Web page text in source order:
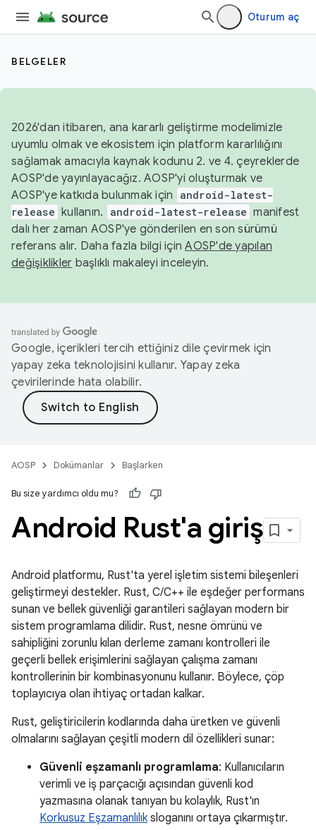
Oturum aç
BELGELER
2026'dan itibaren, ana kararlı geliştirme modelimizle
uyumlu olmak ve ekosistem için platform kararlılığını
sağlamak amacıyla kaynak kodunu 2. ve 4. çeyreklerde
AOSP'de yayınlayacağız. AOSP'yi oluşturmak ve
AOSP'ye katkıda bulunmak için
android-latest-
release kullanın. android-latest-release manifest
dalı her zaman AOSP'ye gönderilen en son sürümü
referans alır. Daha fazla bilgi içinAOSP'de yapılan
değişiklikler başlıklı makaleyi inceleyin.
Google, içerikleri tercih ettiğiniz dile çevirmek için
yapay zeka teknolojisini kullanır. Yapay zeka
çevirilerinde hata olabilir.
AOSP Dokümanlar Başlarken
Bu size yardımcı oldu mu?
Android Rust'a giriş
Android platformu, Rust'ta yerel işletim sistemi bileşenleri
geliştirmeyi destekler. Rust, C/C++ ile eşdeğer performans
sunan ve bellek güvenliği garantileri sağlayan modern bir
sistem programlama dilidir. Rust, nesne ömrünü ve
sahipliğini zorunlu kılan derleme zamanı kontrolleri ile
geçerli bellek erişimlerini sağlayan çalışma zamanı
kontrollerinin bir kombinasyonunu kullanır. Böylece, çöp
toplayıcıya olan ihtiyaç ortadan kalkar.
Rust, geliştiricilerin kodlarında daha üretken ve güvenli
olmalarını sağlayan çeşitli modern dil özellikleri sunar:
Güvenli eşzamanlı programlama: Kullanıcıların
verimli ve iş parçacığı açısından güvenli kod
yazmasına olanak tanıyan bu kolaylık, Rust'ın
Korkusuz Eşzamanlılıksloganını ortaya çıkarmıştır.